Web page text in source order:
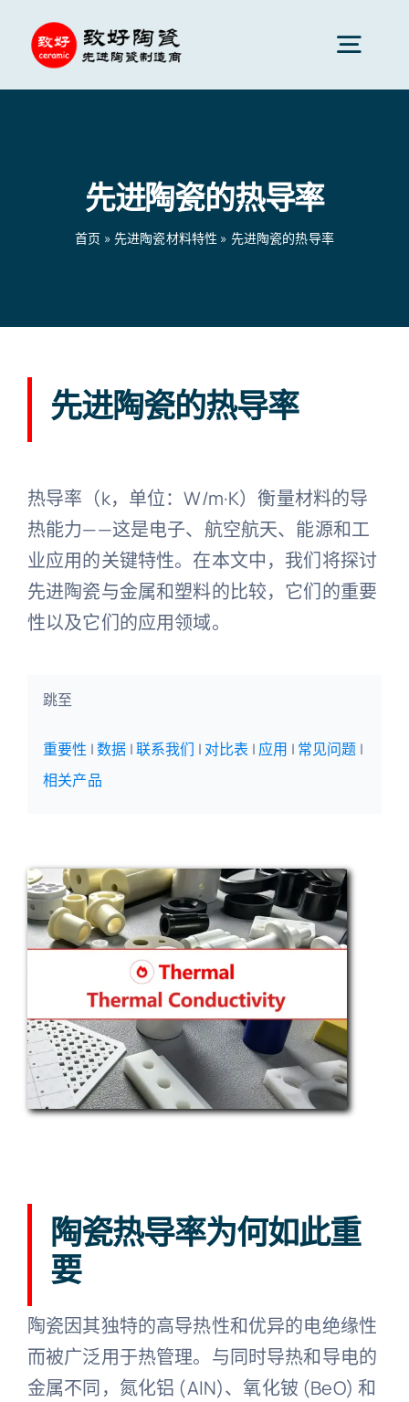
切
陶瓷零件
陶瓷应用
陶瓷公司
先进陶瓷的热导率
首页 » 先进陶瓷材料特性 » 先进陶瓷的热导率
先进陶瓷的热导率
热导率（k，单位：W/m·K）衡量材料的导
热能力——这是电子、航空航天、能源和工
业应用的关键特性。在本文中，我们将探讨
先进陶瓷与金属和塑料的比较，它们的重要
性以及它们的应用领域。
跳至
重要性 |数据 |联系我们 | 对比表 | 应用 | 常见问题 |
相关产品
陶瓷热导率为何如此重
要
陶瓷因其独特的高导热性和优异的电绝缘性
而被广泛用于热管理。与同时导热和导电的
金属不同，氮化铝 (AlN)、氧化铍 (BeO) 和